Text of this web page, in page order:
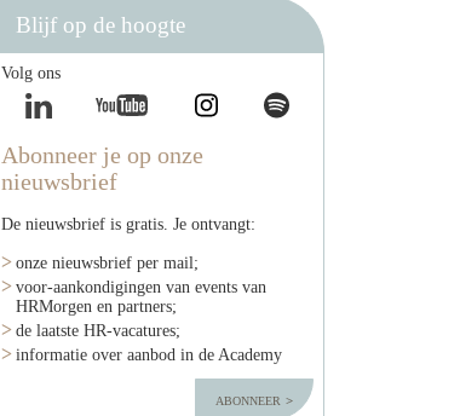
Blijf op de hoogte
Volg ons
Abonneer je op onze
nieuwsbrief
De nieuwsbrief is gratis. Je ontvangt:
onze nieuwsbrief per mail;
voor-aankondigingen van events van
HRMorgen en partners;
de laatste HR-vacatures;
informatie over aanbod in de Academy
abonneer